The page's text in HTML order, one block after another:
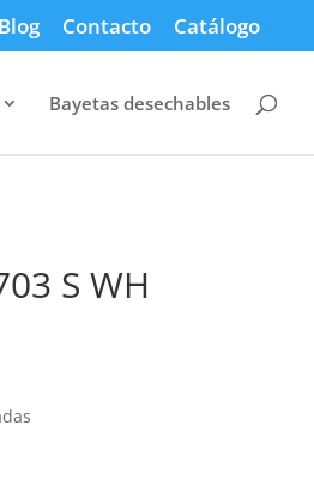
Blog Contacto Catálogo
Bayetas desechables
S WH